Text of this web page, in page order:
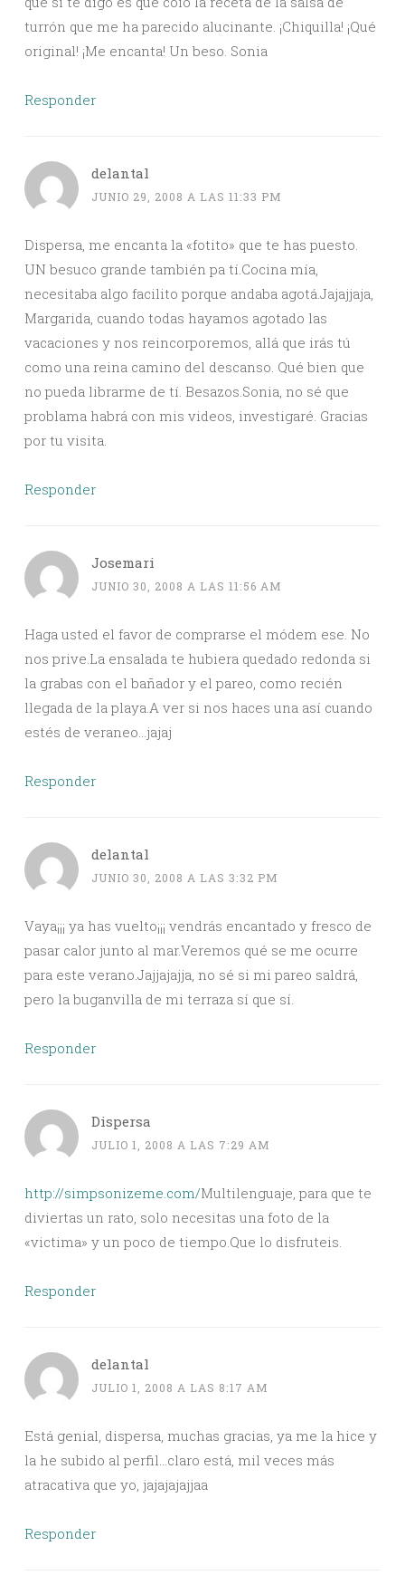
turrón que me ha parecido alucinante. ¡Chiquilla! ¡Qué
original! ¡Me encanta! Un beso. Sonia
Responder
delantal
JUNIO 29, 2008 A LAS 11:33 PM
Dispersa, me encanta la «fotito» que te has puesto.
UN besuco grande también pa tí.Cocina mía,
necesitaba algo facilito porque andaba agotá.Jajajjaja,
Margarida, cuando todas hayamos agotado las
vacaciones y nos reincorporemos, allá que irás tú
como una reina camino del descanso. Qué bien que
no pueda librarme de tí. Besazos.Sonia, no sé que
problama habrá con mis videos, investigaré. Gracias
por tu visita.
Responder
Josemari
JUNIO 30, 2008 A LAS 11:56 AM
Haga usted el favor de comprarse el módem ese. No
nos prive.La ensalada te hubiera quedado redonda si
la grabas con el bañador y el pareo, como recién
llegada de la playa.A ver si nos haces una así cuando
estés de veraneo…jajaj
Responder
delantal
JUNIO 30, 2008 A LAS 3:32 PM
Vaya¡¡¡ ya has vuelto¡¡¡ vendrás encantado y fresco de
pasar calor junto al mar.Veremos qué se me ocurre
para este verano.Jajjajajja, no sé si mi pareo saldrá,
pero la buganvilla de mi terraza sí que sí.
Responder
Dispersa
JULIO 1, 2008 A LAS 7:29 AM
http://simpsonizeme.com/Multilenguaje, para que te
diviertas un rato, solo necesitas una foto de la
«victima» y un poco de tiempo.Que lo disfruteis.
Responder
delantal
JULIO 1, 2008 A LAS 8:17 AM
Está genial, dispersa, muchas gracias, ya me la hice y
la he subido al perfil…claro está, mil veces más
atracativa que yo, jajajajajjaa
Responder